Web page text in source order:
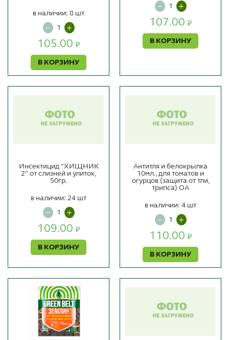
105.00 ₽
В КОРЗИНУ
в наличии: 8 шт
107.00 ₽
В КОРЗИНУ
Инсектицид "ХИЩНИК
2" от слизней и улиток,
50гр.
109.00 ₽
В КОРЗИНУ
в наличии: 24 шт
Антитля и белокрылка
10мл., для томатов и
огурцов (защита от тли,
трипса) ОА
110.00 ₽
В КОРЗИНУ
в наличии: 4 шт